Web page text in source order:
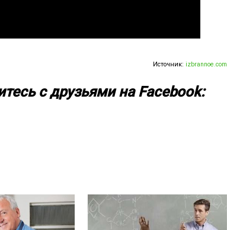
Источник:izbrannoe.com
с друзьями на Facebook: